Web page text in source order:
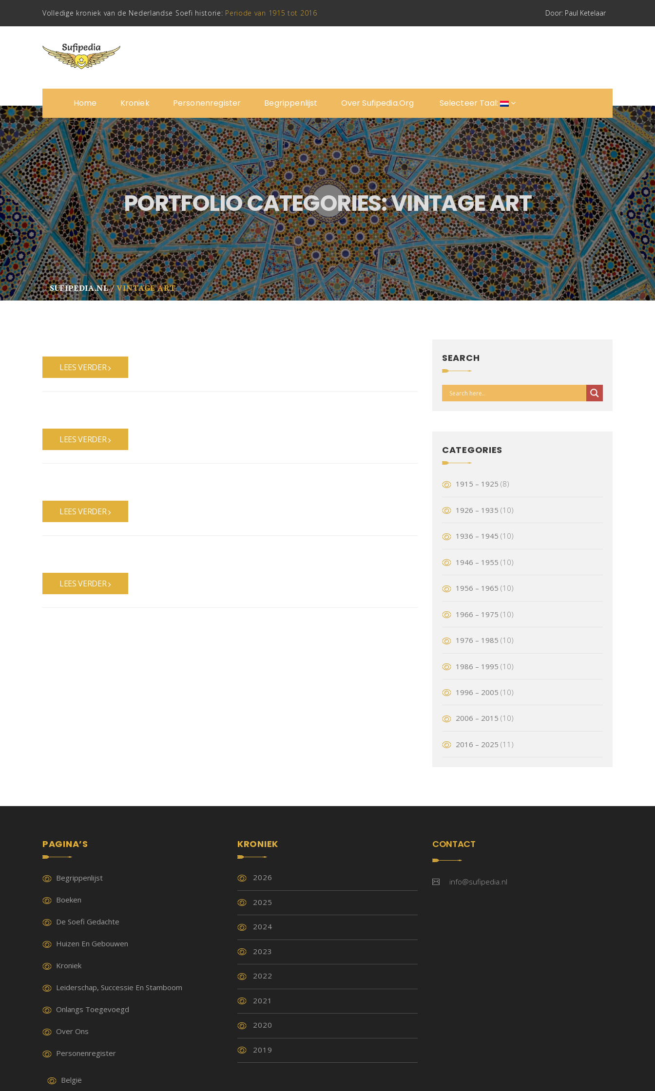
Volledige kroniek van de Nederlandse Soefi historie: Periode van 1915 tot 2016 Door: Paul Ketelaar
Home Kroniek Personenregister Begrippenlijst Over Sufipedia.org Selecteer Taal:
PORTFOLIO CATEGORIES:VINTAGE ART
SUFIPEDIA.NL VINTAGE ART
LEES VERDER
LEES VERDER
LEES VERDER
LEES VERDER
SEARCH
CATEGORIES
1915 – 1925 (8)
1926 – 1935 (10)
1936 – 1945 (10)
1946 – 1955 (10)
1956 – 1965 (10)
1966 – 1975 (10)
1976 – 1985 (10)
1986 – 1995 (10)
1996 – 2005 (10)
2006 – 2015 (10)
2016 – 2025 (11)
PAGINA’S
Begrippenlijst
Boeken
De Soefi Gedachte
Huizen En Gebouwen
Kroniek
Leiderschap, Successie En Stamboom
Onlangs Toegevoegd
Over Ons
Personenregister
België
KRONIEK
2026
2025
2024
2023
2022
2021
2020
2019
CONTACT
info@sufipedia.nl